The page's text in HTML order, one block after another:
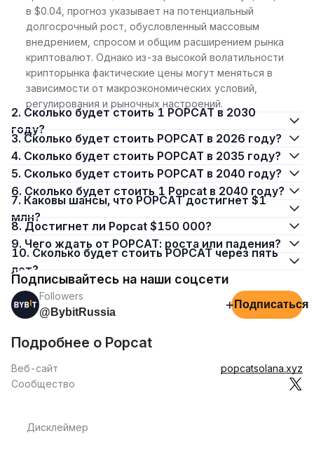
в $0.04, прогноз указывает на потенциальный
долгосрочный рост, обусловленный массовым
внедрением, спросом и общим расширением рынка
криптовалют. Однако из-за высокой волатильности
крипторынка фактические цены могут меняться в
зависимости от макроэкономических условий,
регулирования и рыночных настроений.
2. Сколько будет стоить 1 POPCAT в 2030
году?
3. Сколько будет стоить POPCAT в 2026 году?
4. Сколько будет стоить POPCAT в 2035 году?
5. Сколько будет стоить POPCAT в 2040 году?
6. Сколько будет стоить 1 Popcat в 2040 году?
7. Каковы шансы, что POPCAT достигнет $1
млн?
8. Достигнет ли Popcat $150 000?
9. Чего ждать от POPCAT: роста или падения?
10. Сколько будет стоить POPCAT через пять
лет?
Подписывайтесь на наши соцсети
Followers
@BybitRussia
+ Подписаться
Подробнее о Popcat
Веб-сайт
popcatsolana.xyz
Сообщество
Дисклеймер